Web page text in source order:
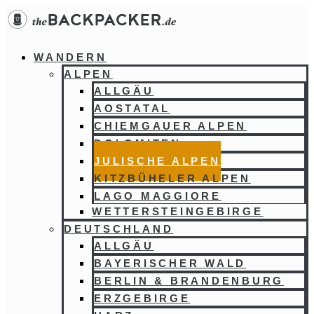
Zum
Inhalt
WANDERN
ALPEN
ALLGÄU
AOSTATAL
CHIEMGAUER ALPEN
DOLOMITEN
JULISCHE ALPEN
KITZBÜHELER ALPEN
LAGO MAGGIORE
WETTERSTEINGEBIRGE
DEUTSCHLAND
ALLGÄU
BAYERISCHER WALD
BERLIN & BRANDENBURG
ERZGEBIRGE